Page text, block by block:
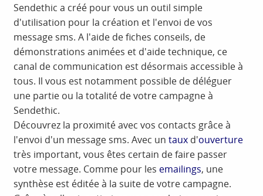
Sendethic a créé pour vous un outil simple
d'utilisation pour la création et l'envoi de vos
message sms. A l'aide de fiches conseils, de
démonstrations animées et d'aide technique, ce
canal de communication est désormais accessible à
tous. Il vous est notamment possible de déléguer
une partie ou la totalité de votre campagne à
Sendethic.
Découvrez la proximité avec vos contacts grâce à
l'envoi d'un message sms. Avec untaux d'ouverture
très important, vous êtes certain de faire passer
votre message. Comme pour les emailings, une
synthèse est éditée à la suite de votre campagne.